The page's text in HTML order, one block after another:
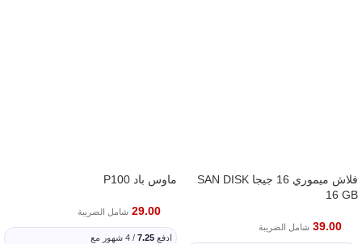
فلاش ميموري 16 جيجا SAN DISK
16 GB
39.00 شامل الضريبة
ماوس باد P100
29.00 شامل الضريبة
ادفع 7.25 / 4 شهور مع